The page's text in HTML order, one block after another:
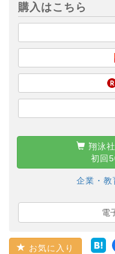
購入はこちら
翔泳
初回
企業・教
電
お気に入り